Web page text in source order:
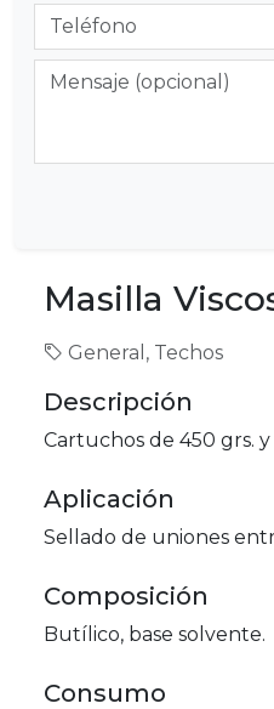
Masilla
General, Techos
Descripción
Cartuchos de 450 grs.
Aplicación
Sellado de uniones
Composición
Butílico, base solvente.
Consumo